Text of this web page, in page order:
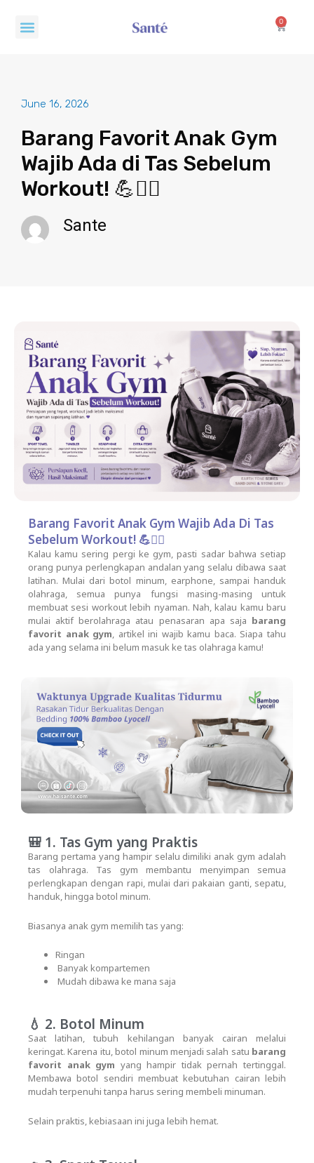
Menu 0 Cart
June 16, 2026
Barang Favorit Anak Gym
Wajib Ada di Tas Sebelum
Workout! 💪🏋️‍♂️
Sante
Barang Favorit Anak Gym Wajib Ada Di Tas
Sebelum Workout! 💪🏋️‍♂️
Kalau kamu sering pergi ke gym, pasti sadar bahwa setiap
orang punya perlengkapan andalan yang selalu dibawa saat
latihan. Mulai dari botol minum, earphone, sampai handuk
olahraga, semua punya fungsi masing-masing untuk
membuat sesi workout lebih nyaman. Nah, kalau kamu baru
mulai aktif berolahraga atau penasaran apa saja barang
favorit anak gym, artikel ini wajib kamu baca. Siapa tahu
ada yang selama ini belum masuk ke tas olahraga kamu!
🎒 1. Tas Gym yang Praktis
Barang pertama yang hampir selalu dimiliki anak gym adalah
tas olahraga. Tas gym membantu menyimpan semua
perlengkapan dengan rapi, mulai dari pakaian ganti, sepatu,
handuk, hingga botol minum.
Biasanya anak gym memilih tas yang:
Ringan
Banyak kompartemen
Mudah dibawa ke mana saja
💧 2. Botol Minum
Saat latihan, tubuh kehilangan banyak cairan melalui
keringat. Karena itu, botol minum menjadi salah satu barang
favorit anak gym yang hampir tidak pernah tertinggal.
Membawa botol sendiri membuat kebutuhan cairan lebih
mudah terpenuhi tanpa harus sering membeli minuman.
Selain praktis, kebiasaan ini juga lebih hemat.